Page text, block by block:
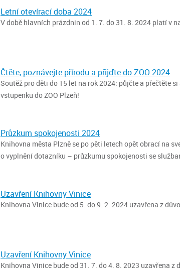
Letní otevírací doba 2024
V době hlavních prázdnin od 1. 7. do 31. 8. 2024 platí v
Čtěte, poznávejte přírodu a přijďte do ZOO 2024
Soutěž pro děti do 15 let na rok 2024: půjčte a přečtěte
vstupenku do ZOO Plzeň!
Průzkum spokojenosti 2024
Knihovna města Plzně se po pěti letech opět obrací na
o vyplnění dotazníku – průzkumu spokojenosti se
Uzavření Knihovny Vinice
Knihovna Vinice bude od 5. do 9. 2. 2024 uzavřena z
Uzavření Knihovny Vinice
Knihovna Vinice bude od 31. 7. do 4. 8. 2023 uzavřena